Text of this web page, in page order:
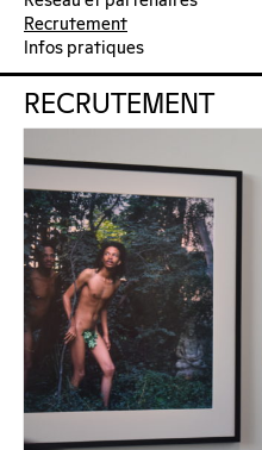
Recrutement
Infos pratiques
RECRUTEMENT